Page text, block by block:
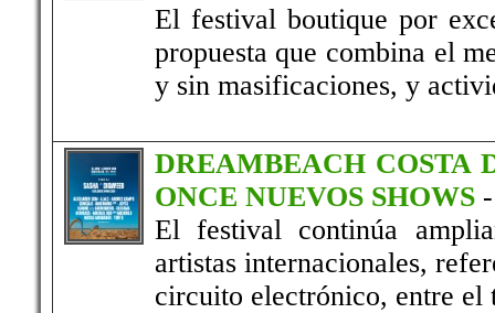
El festival boutique por
propuesta que combina el
y sin masificaciones, y
DREAMBEACH COSTA
ONCE NUEVOS SHOWS
El festival continúa
artistas internacionales,
circuito electrónico, entre el